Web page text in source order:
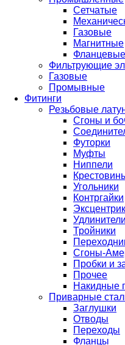
Сетчатые
Газовые
Магнитные
Фланцевые
Фильтрующие
Газовые
Промывные
Фитинги
Резьбовые
Сгоны и
Футорки
Муфты
Ниппели
Угольники
Контргайки
Удлинители
Тройники
Сгоны-
Пробки и
Прочее
Накидные
Приварные
Заглушки
Отводы
Переходы
Фланцы